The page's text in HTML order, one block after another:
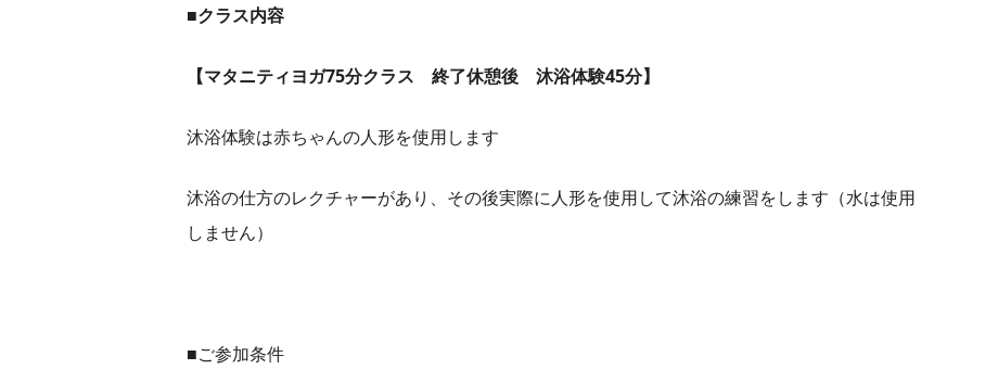
■クラス内容
【マタニティヨガ75分クラス 終了休憩後 沐浴体験45分】
沐浴体験は赤ちゃんの人形を使用します
沐浴の仕方のレクチャーがあり、その後実際に人形を使用して沐浴の練習をします（水は使用
しません）
■ご参加条件